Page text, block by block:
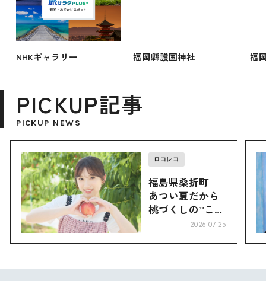
NHKギャラリー 福岡縣護国神社 福
PICKUP記事
PICKUP NEWS
ロコレコ
福島県桑折町｜
あつい夏だから
桃づくしの”こお
2026-07-25